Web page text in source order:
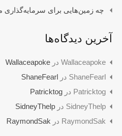
چه زمین‌هایی برای
آخرین دیدگاه‌ها
Wallaceapoke در Wallaceapoke
ShaneFearl در ShaneFearl
Patricktog در Patricktog
SidneyThelp در SidneyThelp
RaymondSak در RaymondSak